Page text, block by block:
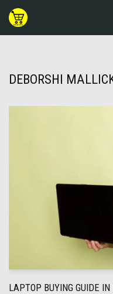
DEBORSHI
LAPTOP BUYING GUIDE